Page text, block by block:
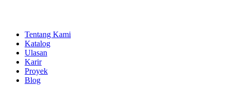
Tentang Kami
Katalog
Ulasan
Karir
Proyek
Blog